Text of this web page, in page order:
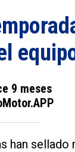
9 meses
han